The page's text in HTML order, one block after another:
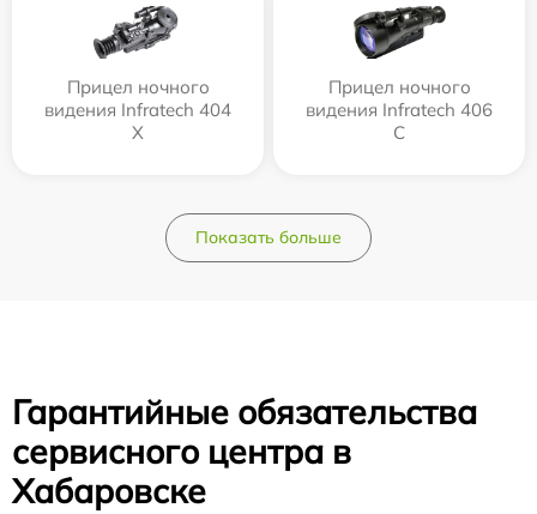
Прицел ночного
видения Infratech 404
Х
Прицел ночного
видения Infratech 406
С
Показать больше
Гарантийные обязательства
сервисного центра в
Хабаровске